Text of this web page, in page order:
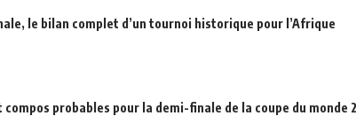
le bilan complet d’un tournoi historique pour l’Afrique
compos probables pour la demi-finale de la coupe du monde